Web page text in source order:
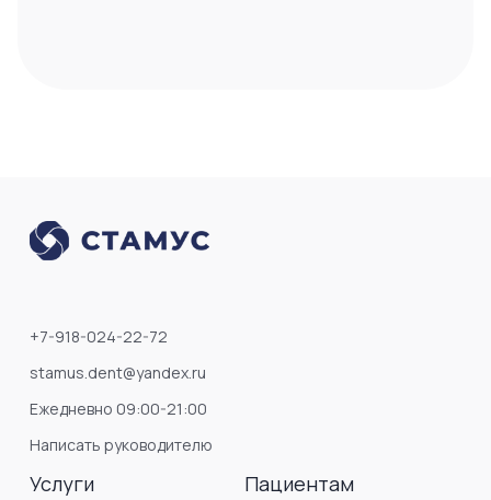
+7-918-024-22-72
stamus.dent@yandex.ru
Ежедневно 09:00-21:00
Написать руководителю
Услуги Пациентам